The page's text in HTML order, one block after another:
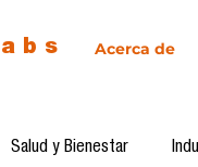
Acerca de
Salud y Bienestar